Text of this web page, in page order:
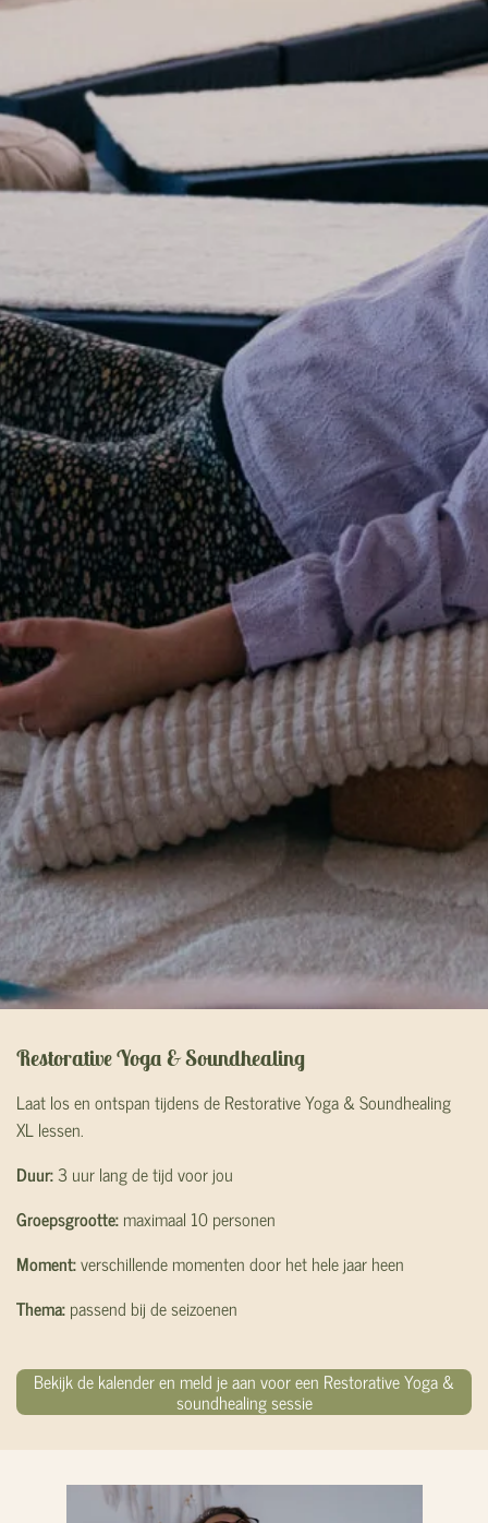
Restorative Yoga & Soundhealing
Laat los en ontspan tijdens de Restorative Yoga & Soundhealing
XL lessen.
Duur:3 uur lang de tijd voor jou
Groepsgrootte:maximaal 10 personen
Moment:verschillende momenten door het hele jaar heen
Thema:passend bij de seizoenen
Bekijk de kalender en meld je aan voor een Restorative Yoga &
soundhealing sessie